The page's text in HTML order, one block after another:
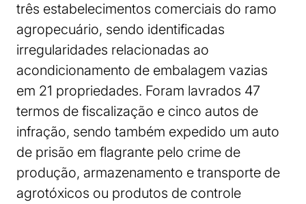
três estabelecimentos comerciais do ramo
agropecuário, sendo identificadas
irregularidades relacionadas ao
acondicionamento de embalagem vazias
em 21 propriedades. Foram lavrados 47
termos de fiscalização e cinco autos de
infração, sendo também expedido um auto
de prisão em flagrante pelo crime de
produção, armazenamento e transporte de
agrotóxicos ou produtos de controle